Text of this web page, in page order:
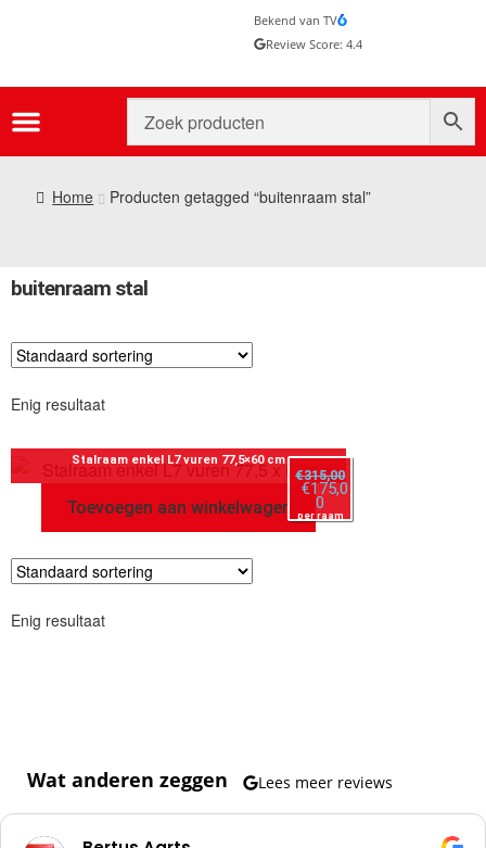
Bekend van TV
Review Score: 4.4
Home Producten getagged “buitenraam stal”
buitenraam stal
Enig resultaat
Stalraam enkel L7 vuren 77,5×60 cm
€315,00
€175,0
0
per raam
Toevoegen aan winkelwagen
Enig resultaat
Wat anderen zeggen Lees meer reviews